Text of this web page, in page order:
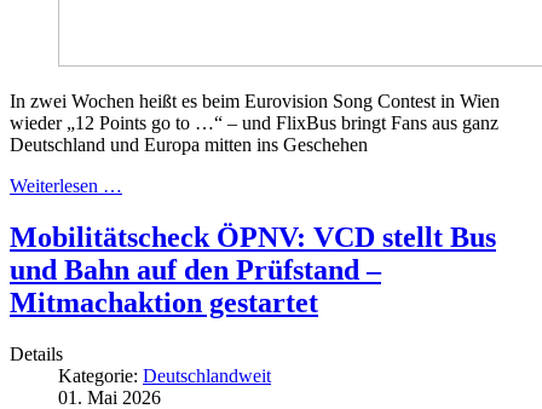
In zwei Wochen heißt es beim Eurovision Song Contest in Wien
wieder „12 Points go to …“ – und FlixBus bringt Fans aus ganz
Deutschland und Europa mitten ins Geschehen
Weiterlesen …
Mobilitätscheck ÖPNV: VCD stellt Bus
und Bahn auf den Prüfstand –
Mitmachaktion gestartet
Details
Kategorie: Deutschlandweit
01. Mai 2026